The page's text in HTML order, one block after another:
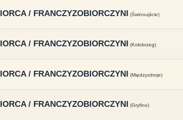
/ FRANCZYZOBIORCZYNI (Świnoujście)
/ FRANCZYZOBIORCZYNI (Kołobrzeg)
/ FRANCZYZOBIORCZYNI (Międzyzdroje)
/ FRANCZYZOBIORCZYNI (Gryfino)